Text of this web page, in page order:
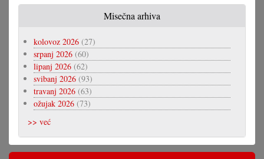
Misečna arhiva
kolovoz 2026 (27)
srpanj 2026 (60)
lipanj 2026 (62)
svibanj 2026 (93)
travanj 2026 (63)
ožujak 2026 (73)
>> već